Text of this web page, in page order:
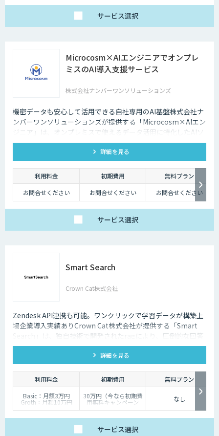
ます。低コストで問い合わせ対応の環境を整えられるという点は大きなメ
リットといえるでしょう。
ユーザーから似たような問い合わせが頻繁に寄せられることは決して珍し
くありません。その質問に毎回担当者が回答していくのは、決して効率的
とはいえないでしょう。その点、チャットボットであれば問い合わせ対応
を自動化できるため、従業員は他の業務へ力を注ぐことが可能になりま
・気軽に問い合わせできる
問い合わせの窓口が電話やメールのみの場合、問い合わせというアクショ
その点、チャットボットであれば普段の友人とのチャットと同じ感覚で質
問することができます。また、「相手がロボット」という認識があるた
め、ユーザーもより気軽に問い合わせを行うことができるのです。
チャットボットは多種多様な業界で導入されており、様々なメリットをも
たらす存在です。近年は人手不足が深刻化しているため、多くの企業にと
ってチャットボットを活用して業務効率化するべく導入が進んでおりま
サービス選択
Microcosm×AIエンジニアでオンプレ
ミスのAI導入支援サービス
株式会社ナンバーワンソリューションズ
機密データも安心して活用できる自社専用のAI基盤株式会社ナ
ンバーワンソリューションズが提供する「Microcosm×AIエン
ジニア」は、オンプレミスで使えるデータ活用に特化したAIソ
リューションをAIエンジニアが貴社の課題に合わせてカスタマ
イズするサービスです。社内に眠るデータを「会社の資産」と
して生まれ変わらせることができます。
詳細を見る
利用料金 初期費用
無料プラン
お問合せください
お問合せください お問合せください
サービス選択
Smart Search
Crown Cat株式会社
Zendesk API連携も可能。ワンクリックで学習データが構築上
場企業導入実績ありCrown Cat株式会社が提供する「Smart
Search」は、独自技術で開発されたragにより、圧倒的な回答
精度を誇るAIチャットボットです。また回答精度が悪い時は管
理画面から簡単にご自身でチューニングができる、簡単でかつ
高精度な特徴があります。
詳細を見る
利用料金 初期費用
無料プラン
Basic：月額3万円
Groth：月額10万円
Enterprise：月額20万
30万円（今なら初期費
用無料キャンペーン
中）
なし
サービス選択